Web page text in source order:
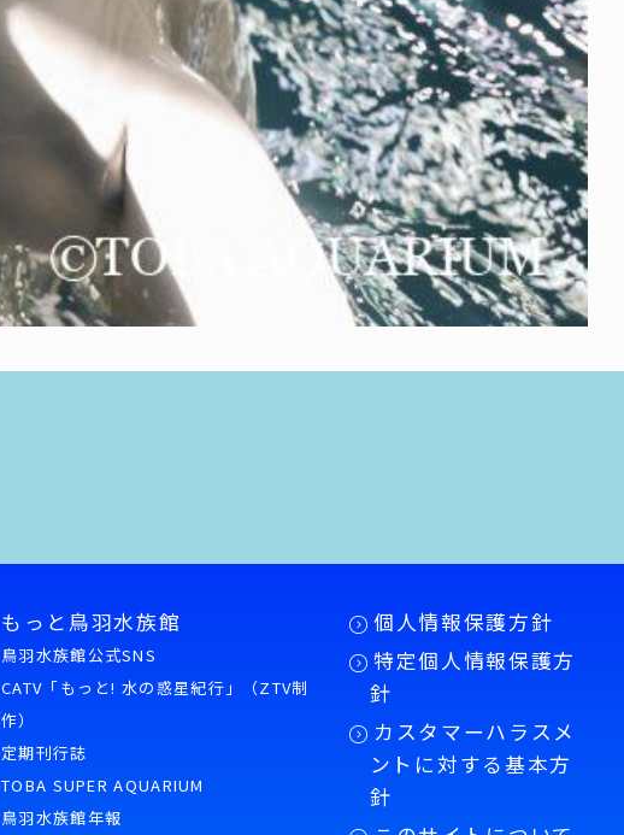
もっと鳥羽水族館
鳥羽水族館公式SNS
CATV「もっと! 水の惑星紀行」（ZTV制
作）
定期刊行誌
TOBA SUPER AQUARIUM
鳥羽水族館年報
個人情報保護方針
特定個人情報保護方
針
カスタマーハラスメ
ントに対する基本方
針